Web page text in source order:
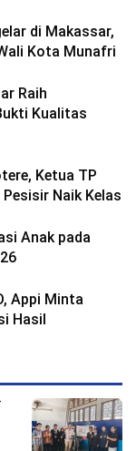
di Makassar,
Kota Munafri
Raih
Kualitas
Ketua TP
Naik Kelas
Anak pada
Appi Minta
Hasil